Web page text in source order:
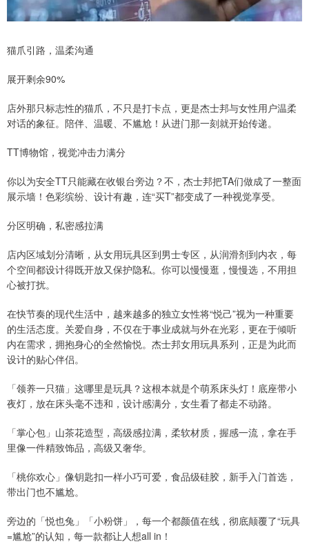
猫爪引路，温柔沟通
展开剩余90%
店外那只标志性的猫爪，不只是打卡点，更是杰士邦与女性用户温柔
对话的象征。陪伴、温暖、不尴尬！从进门那一刻就开始传递。
TT博物馆，视觉冲击力满分
你以为安全TT只能藏在收银台旁边？不，杰士邦把TA们做成了一整面
展示墙！色彩缤纷、设计有趣，连“买T”都变成了一种视觉享受。
分区明确，私密感拉满
店内区域划分清晰，从女用玩具区到男士专区，从润滑剂到内衣，每
个空间都设计得既开放又保护隐私。你可以慢慢逛，慢慢选，不用担
心被打扰。
在快节奏的现代生活中，越来越多的独立女性将“悦己”视为一种重要
的生活态度。关爱自身，不仅在于事业成就与外在光彩，更在于倾听
内在需求，拥抱身心的全然愉悦。杰士邦女用玩具系列，正是为此而
设计的贴心伴侣。
「领养一只猫」这哪里是玩具？这根本就是个萌系床头灯！底座带小
夜灯，放在床头毫不违和，设计感满分，女生看了都走不动路。
「掌心包」山茶花造型，高级感拉满，柔软材质，握感一流，拿在手
里像一件精致饰品，高级又奢华。
「桃你欢心」像钥匙扣一样小巧可爱，食品级硅胶，新手入门首选，
带出门也不尴尬。
旁边的「悦也兔」「小粉饼」，每一个都颜值在线，彻底颠覆了“玩具
=尴尬”的认知，每一款都让人想all in！